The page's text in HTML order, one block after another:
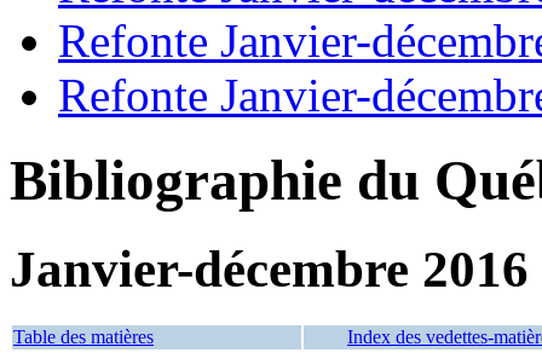
Refonte Janvier-
Refonte Janvier-
Bibliographie du
Janvier-décembre 2016
Table des matières Index des vedettes-